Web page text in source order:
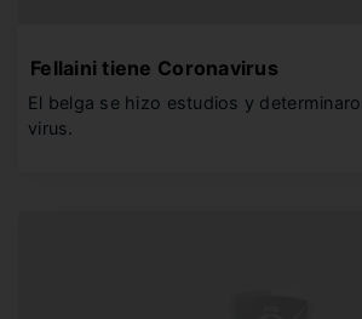
Fellaini tiene Coronavirus
El belga se hizo estudios y
virus.